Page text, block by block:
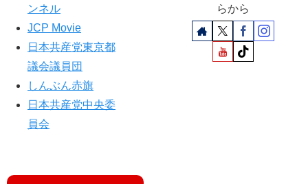
ンネル
JCP Movie
日本共産党東京都
議会議員団
しんぶん赤旗
日本共産党中央委
員会
らから